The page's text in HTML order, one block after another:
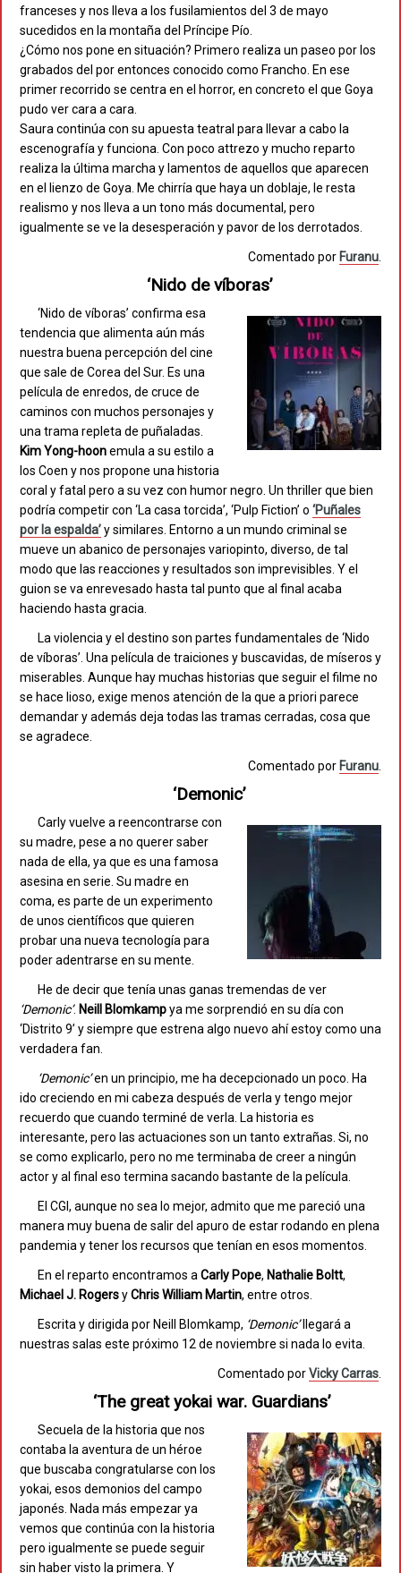
franceses y nos lleva a los fusilamientos del 3 de mayo
sucedidos en la montaña del Príncipe Pío.
¿Cómo nos pone en situación? Primero realiza un paseo por los
grabados del por entonces conocido como Francho. En ese
primer recorrido se centra en el horror, en concreto el que Goya
pudo ver cara a cara.
Saura continúa con su apuesta teatral para llevar a cabo la
escenografía y funciona. Con poco attrezo y mucho reparto
realiza la última marcha y lamentos de aquellos que aparecen
en el lienzo de Goya. Me chirría que haya un doblaje, le resta
realismo y nos lleva a un tono más documental, pero
igualmente se ve la desesperación y pavor de los derrotados.
Comentado por Furanu.
‘Nido de víboras’
‘Nido de víboras’ confirma esa
tendencia que alimenta aún más
nuestra buena percepción del cine
que sale de Corea del Sur. Es una
película de enredos, de cruce de
caminos con muchos personajes y
una trama repleta de puñaladas.
Kim Yong-hoonemula a su estilo a
los Coen y nos propone una historia
coral y fatal pero a su vez con humor negro. Un thriller que bien
podría competir con ‘La casa torcida’, ‘Pulp Fiction’ o ‘Puñales
por la espalda’y similares. Entorno a un mundo criminal se
mueve un abanico de personajes variopinto, diverso, de tal
modo que las reacciones y resultados son imprevisibles. Y el
guion se va enrevesado hasta tal punto que al final acaba
haciendo hasta gracia.
La violencia y el destino son partes fundamentales de ‘Nido
de víboras’. Una película de traiciones y buscavidas, de míseros y
miserables. Aunque hay muchas historias que seguir el filme no
se hace lioso, exige menos atención de la que a priori parece
demandar y además deja todas las tramas cerradas, cosa que
se agradece.
Comentado por Furanu.
‘Demonic’
Carly vuelve a reencontrarse con
su madre, pese a no querer saber
nada de ella, ya que es una famosa
asesina en serie. Su madre en
coma, es parte de un experimento
de unos científicos que quieren
probar una nueva tecnología para
poder adentrarse en su mente.
He de decir que tenía unas ganas tremendas de ver
‘Demonic’. Neill Blomkampya me sorprendió en su día con
‘Distrito 9’ y siempre que estrena algo nuevo ahí estoy como una
verdadera fan.
‘Demonic’en un principio, me ha decepcionado un poco. Ha
ido creciendo en mi cabeza después de verla y tengo mejor
recuerdo que cuando terminé de verla. La historia es
interesante, pero las actuaciones son un tanto extrañas. Si, no
se como explicarlo, pero no me terminaba de creer a ningún
actor y al final eso termina sacando bastante de la película.
El CGI, aunque no sea lo mejor, admito que me pareció una
manera muy buena de salir del apuro de estar rodando en plena
pandemia y tener los recursos que tenían en esos momentos.
En el reparto encontramos aCarly Pope, Nathalie Boltt,
Michael J. RogersyChrisWilliam Martin, entre otros.
Escrita y dirigida por Neill Blomkamp, ‘Demonic’llegará a
nuestras salas este próximo 12 de noviembre si nada lo evita.
Comentado porVicky Carras.
‘The great yokai war. Guardians’
Secuela de la historia que nos
contaba la aventura de un héroe
que buscaba congratularse con los
yokai, esos demonios del campo
japonés. Nada más empezar ya
vemos que continúa con la historia
pero igualmente se puede seguir
sin haber visto la primera. Y